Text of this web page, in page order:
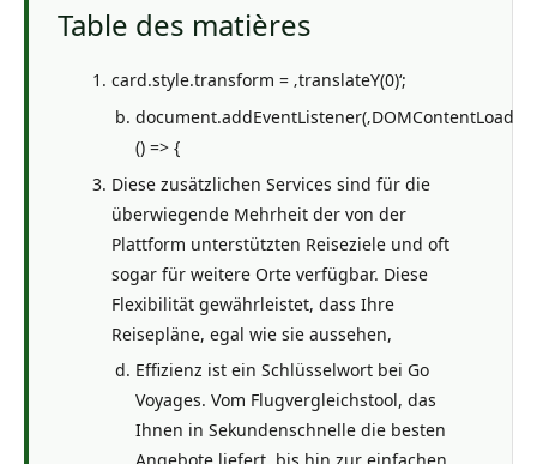
Table des matières
card.style.transform = ‚translateY(0)‘;
() => {
Diese zusätzlichen Services sind für die
überwiegende Mehrheit der von der
Plattform unterstützten Reiseziele und oft
sogar für weitere Orte verfügbar. Diese
Flexibilität gewährleistet, dass Ihre
Reisepläne, egal wie sie aussehen,
Effizienz ist ein Schlüsselwort bei Go
Voyages. Vom Flugvergleichstool, das
Ihnen in Sekundenschnelle die besten